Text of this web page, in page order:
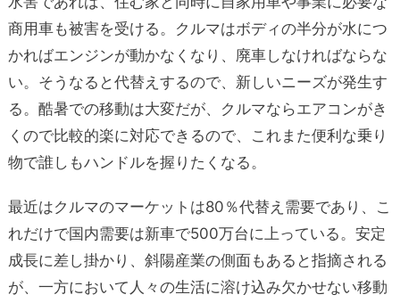
商用車も被害を受ける。クルマはボディの半分が水につ
かればエンジンが動かなくなり、廃車しなければならな
い。そうなると代替えするので、新しいニーズが発生す
る。酷暑での移動は大変だが、クルマならエアコンがき
くので比較的楽に対応できるので、これまた便利な乗り
物で誰しもハンドルを握りたくなる。
最近はクルマのマーケットは80％代替え需要であり、こ
れだけで国内需要は新車で500万台に上っている。安定
成長に差し掛かり、斜陽産業の側面もあると指摘される
が、一方において人々の生活に溶け込み欠かせない移動